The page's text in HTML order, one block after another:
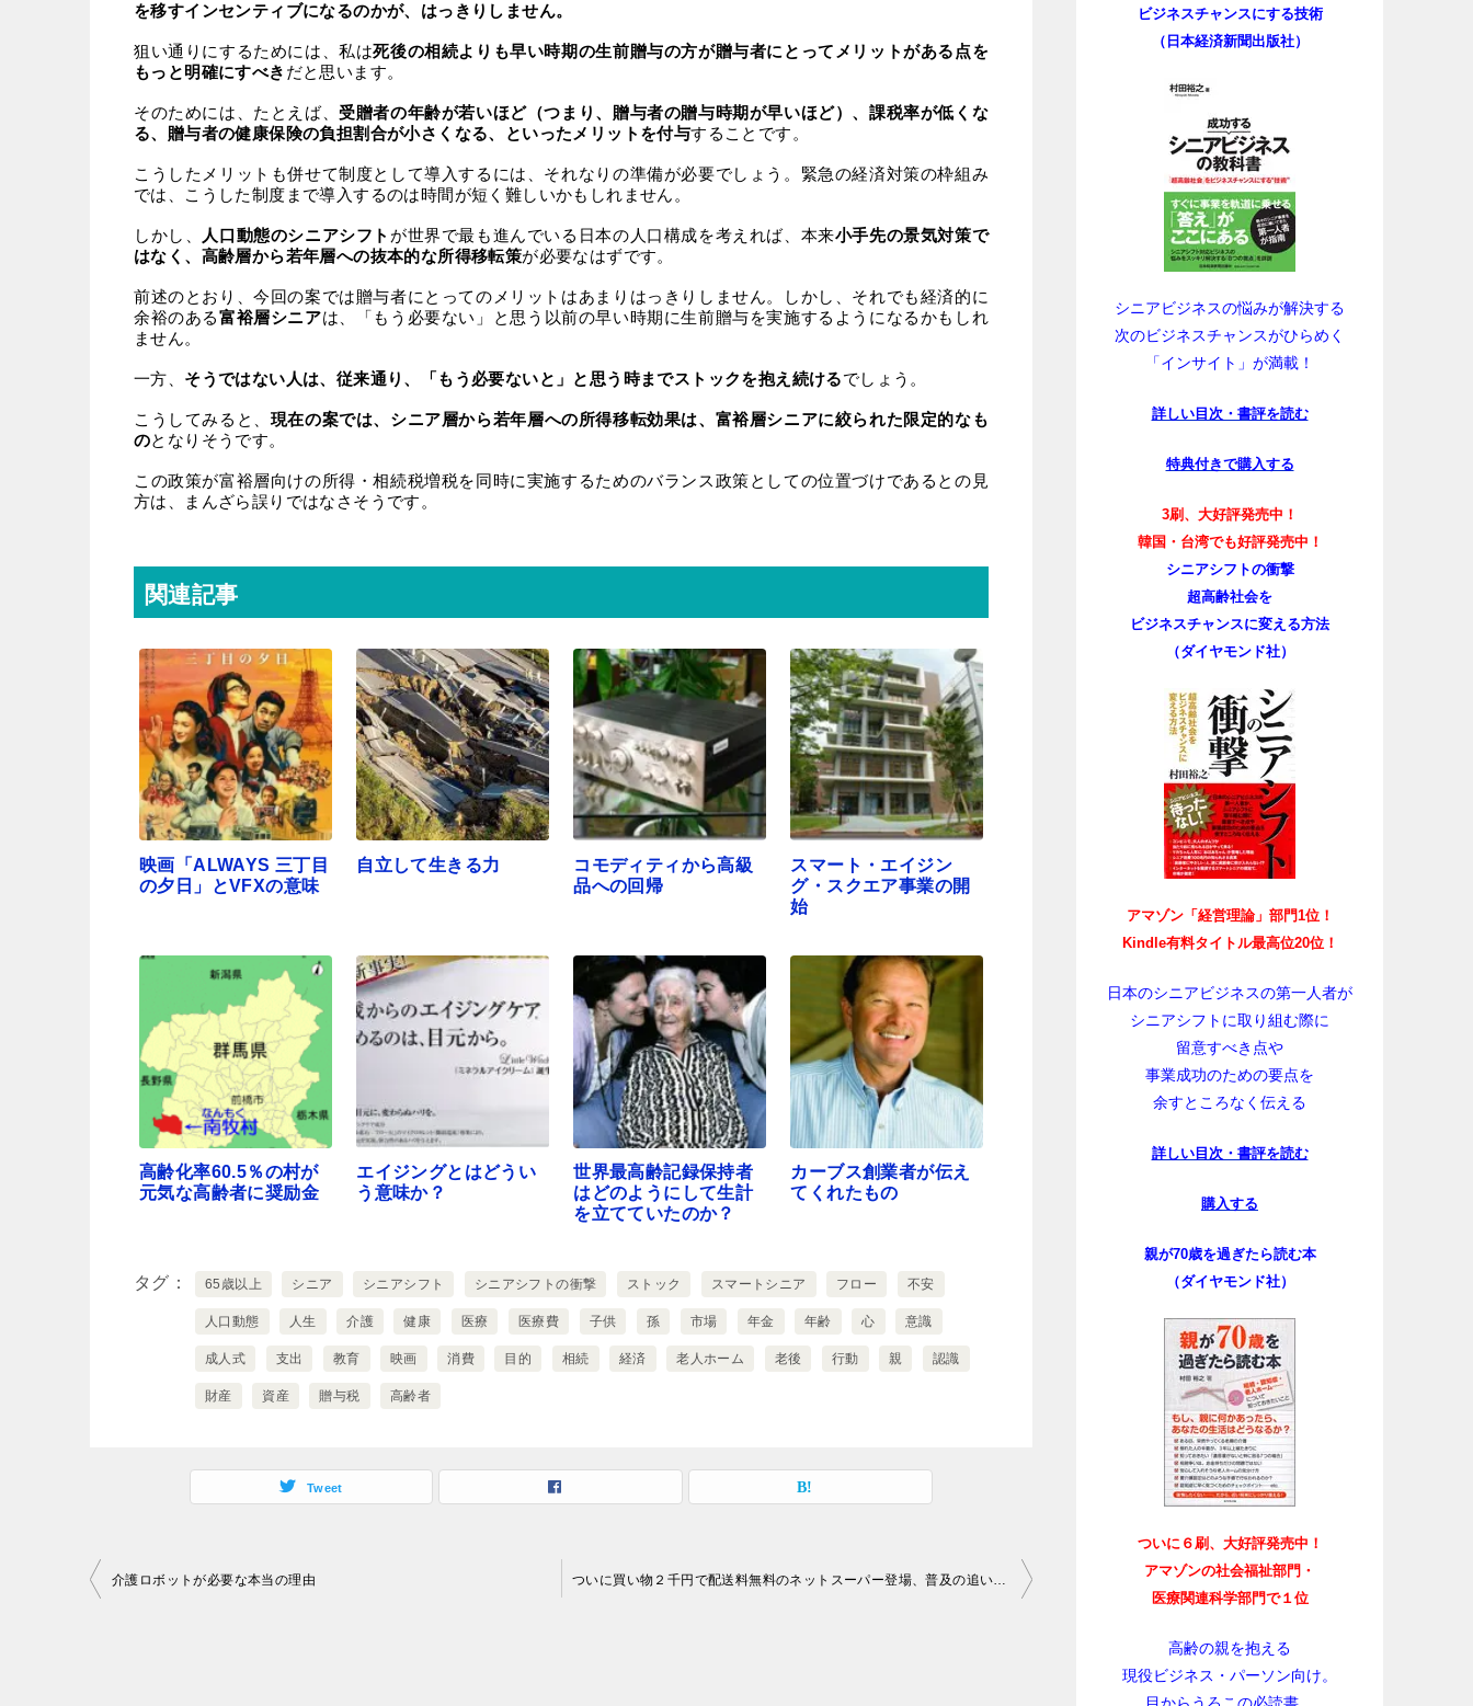
を移すインセンティブになるのかが、はっきりしません。
狙い通りにするためには、私は死後の相続よりも早い時期の生前贈与の方が贈与者にとってメリットがある点を
もっと明確にすべき だと思います。
そのためには、たとえば、 受贈者の年齢が若いほど（つまり、贈与者の贈与時期が早いほど）、課税率が低くな
る、贈与者の健康保険の負担割合が小さくなる、といったメリットを付与することです。
こうしたメリットも併せて制度として導入するには、それなりの準備が必要でしょう。緊急の経済対策の枠組み
では、こうした制度まで導入するのは時間が短く難しいかもしれません。
しかし、 人口動態のシニアシフト が世界で最も進んでいる日本の人口構成を考えれば、本来小手先の景気対策で
はなく、高齢層から若年層への抜本的な所得移転策が必要なはずです。
前述のとおり、今回の案では贈与者にとってのメリットはあまりはっきりしません。しかし、それでも経済的に
余裕のある富裕層シニアは、「もう必要ない」と思う以前の早い時期に生前贈与を実施するようになるかもしれ
ません。
一方、 そうではない人は、従来通り、「もう必要ないと」と思う時までストックを抱え続けるでしょう。
こうしてみると、 現在の案では、シニア層から若年層への所得移転効果は、富裕層シニアに絞られた限定的なも
のとなりそうです。
この政策が富裕層向けの所得・相続税増税を同時に実施するためのバランス政策としての位置づけであるとの見
方は、まんざら誤りではなさそうです。
関連記事
映画「ALWAYS 三丁目
の夕日」とVFXの意味
自立して生きる力
コモディティから高級
品への回帰
スマート・エイジン
グ・スクエア事業の開
始
高齢化率60.5％の村が
元気な高齢者に奨励金
エイジングとはどうい
う意味か？
世界最高齢記録保持者
はどのようにして生計
を立てていたのか？
カーブス創業者が伝え
てくれたもの
タグ 65歳以上 シニア シニアシフト シニアシフトの衝撃 ストック スマートシニア フロー 不安
人口動態 人生 介護 健康 医療 医療費 子供 孫 市場 年金 年齢 心 意識
成人式 支出 教育 映画 消費 目的 相続 経済 老人ホーム 老後 行動 親 認識
財産 資産 贈与税 高齢者
Tweet
投介護ロボットが必要な本当の理由 ついに買い物２千円で配送料無料のネットスーパー登場、普及の追い風に？
ビジネスチャンスにする技術
（日本経済新聞出版社）
シニアビジネスの悩みが解決する
次のビジネスチャンスがひらめく
「インサイト」が満載！
詳しい目次・書評を読む
特典付きで購入する
3刷、大好評発売中！
韓国・台湾でも好評発売中！
シニアシフトの衝撃
超高齢社会を
ビジネスチャンスに変える方法
（ダイヤモンド社）
アマゾン「経営理論」部門1位！
Kindle有料タイトル最高位20位！
日本のシニアビジネスの第一人者が
シニアシフトに取り組む際に
留意すべき点や
事業成功のための要点を
余すところなく伝える
詳しい目次・書評を読む
購入する
親が70歳を過ぎたら読む本
（ダイヤモンド社）
ついに６刷、大好評発売中！
アマゾンの社会福祉部門・
医療関連科学部門で１位
高齢の親を抱える
現役ビジネス・パーソン向け。
目からうろこの必読書。